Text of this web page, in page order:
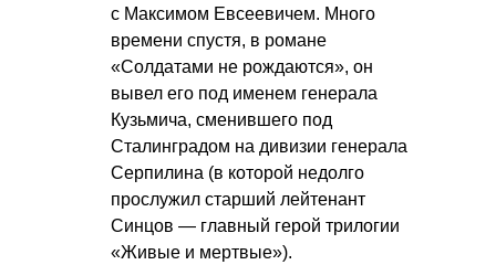
с Максимом Евсеевичем. Много
времени спустя, в романе
«Солдатами не рождаются», он
вывел его под именем генерала
Кузьмича, сменившего под
Сталинградом на дивизии генерала
Серпилина (в которой недолго
прослужил старший лейтенант
Синцов — главный герой трилогии
«Живые и мертвые»).